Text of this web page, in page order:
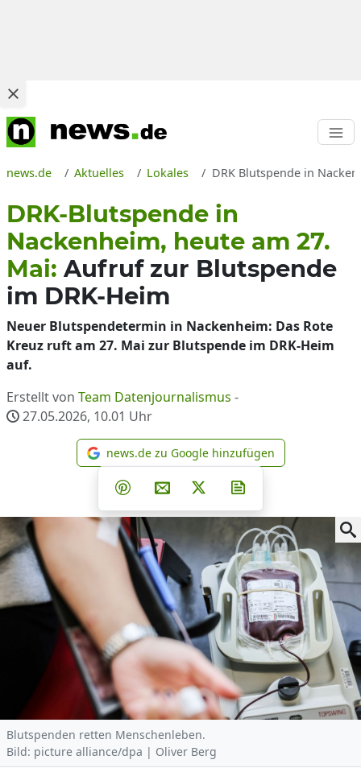
news.de Aktuelles Lokales DRK Blutspende in
DRK-Blutspende in
Nackenheim, heute am 27.
Mai: Aufruf zur Blutspende
im DRK-Heim
Neuer Blutspendetermin in Nackenheim: Das Rote
Kreuz ruft am 27. Mai zur Blutspende im DRK-Heim
auf.
Erstellt von Team Datenjournalismus -
27.05.2026, 10.01 Uhr
news.de zu Google
news.de zu Google hinzufügen
Teilen auf Facebook
Teilen auf Whatsapp
Teilen auf Telegram
Teilen auf Pinterest
Per E-Mail teilen
Post auf X
Blutspenden retten Menschenleben.
Bild: picture alliance/dpa | Oliver Berg